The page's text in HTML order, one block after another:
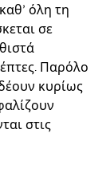
όλη τη
σε
Παρόλο
κυρίως
στις